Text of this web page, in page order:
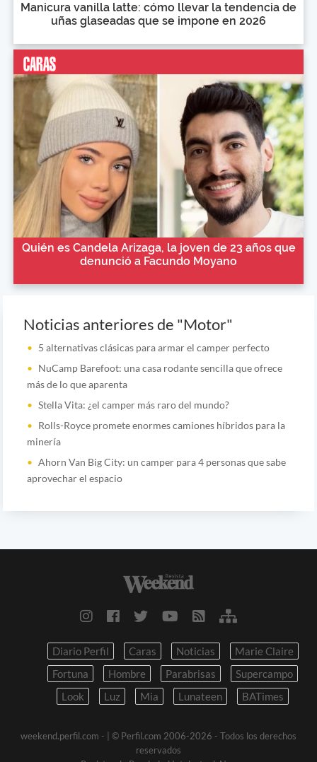
Manicura vanilla latte: cómo llevar la tendencia de
uñas glaseadas que se impone en 2026
Quién es Candela Arizaga, la joven de 23 años que
denunció a Facundo Moyano
Noticias anteriores de "Motor"
5 alternativas clásicas para armar el camper perfecto
NuCamp Barefoot: una casa rodante sencilla que ofrece
más de lo que aparenta
Stella Vita: ¿el camper más raro del mundo?
Rolls-Royce promete enormes camiones híbridos para la
minería
Ahorn Van Big City: un camper para 4 personas que sabe
aprovechar el espacio
Diario Perfil Caras Noticias
Marie Claire
Fortuna
Hombre Parabrisas
Supercampo
Look
Luz Mia Lunateen BATimes
weekend.perfil.com -
| © Perfil.com 2006-2026 - Todos los derechos
reservados